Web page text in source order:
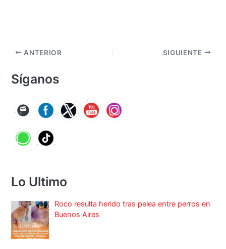
ANTERIOR SIGUIENTE
Síganos
Lo Ultimo
Roco resulta herido tras pelea entre perros en
Buenos Aires